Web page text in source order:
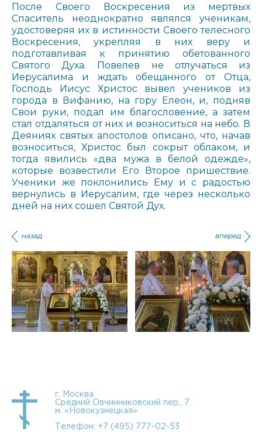
После Своего Воскресения из мертвых
Спаситель неоднократно являлся ученикам,
удостоверяя их в истинности Своего телесного
Воскресения, укрепляя в них веру и
подготавливая к принятию обетованного
Святого Духа. Повелев не отлучаться из
Иерусалима и ждать обещанного от Отца,
Господь Иисус Христос вывел учеников из
города в Вифанию, на гору Елеон, и, подняв
Свои руки, подал им благословение, а затем
стал отдаляться от них и возноситься на небо. В
Деяниях святых апостолов описано, что, начав
возноситься, Христос был сокрыт облаком, и
тогда явились «два мужа в белой одежде»,
которые возвестили Его Второе пришествие.
Ученики же поклонились Ему и с радостью
вернулись в Иерусалим, где через несколько
дней на них сошел Святой Дух.
назад вперед
г. Москва
Средний Овчинниковский пер., 7.
м. «Новокузнецкая»
Телефон: +7 (495) 777-02-53